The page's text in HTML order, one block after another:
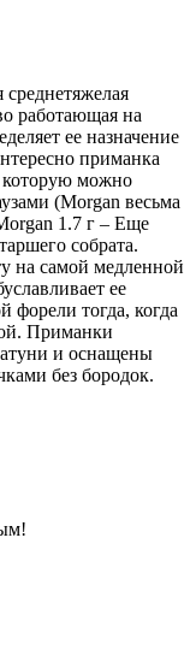
работающая на
ее назначение
приманка
которую можно
(Morgan весьма
1.7 г – Еще
собрата.
на самой медленной
ее
тогда, когда
Приманки
и оснащены
без бородок.